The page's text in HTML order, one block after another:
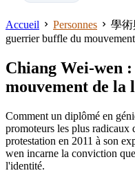
Accueil Personnes 學
guerrier buffle du
Chiang Wei-wen
mouvement de la
Comment un diplômé en
promoteurs les plus radicaux
protestation en 2011 à son
wen incarne la conviction
l'identité.